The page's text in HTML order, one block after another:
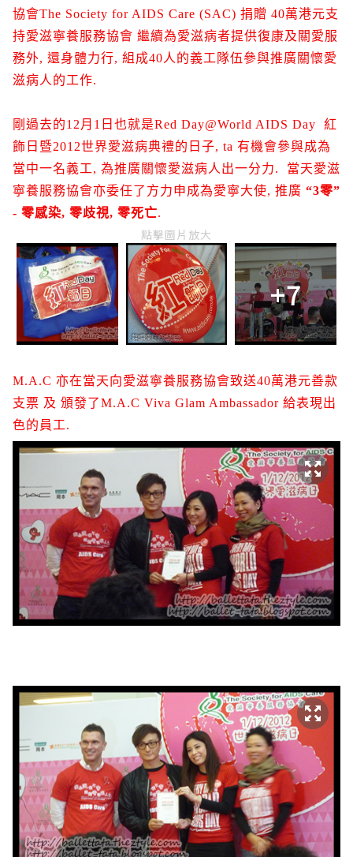
協會The Society for AIDS Care (SAC) 捐贈 40萬港元支
持愛滋寧養服務協會 繼續為愛滋病者提供復康及關愛服
務外, 還身體力行, 組成40人的義工隊伍參與推廣關懷愛
滋病人的工作.
剛過去的12月1日也就是Red Day@World AIDS Day 紅
飾日暨2012世界愛滋病典禮的日子, ta 有機會參與成為
當中一名義工, 為推廣關懷愛滋病人出一分力. 當天愛滋
寧養服務協會亦委任了方力申成為愛寧大使, 推廣 “3零”
- 零感染, 零歧視, 零死亡.
點擊圖片放大
+7
M.A.C 亦在當天向愛滋寧養服務協會致送40萬港元善款
支票 及 頒發了M.A.C Viva Glam Ambassador 給表現出
色的員工.